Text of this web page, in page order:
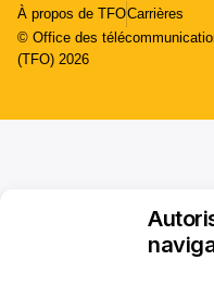
À propos de TFOCarrières
© Office des
(TFO) 2026